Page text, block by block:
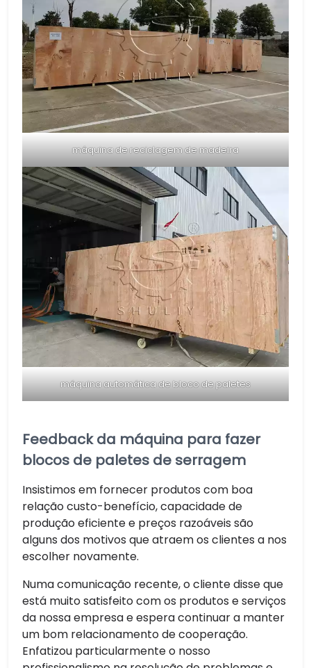
máquina de reciclagem de madeira
máquina automática de bloco de paletes
Feedback da máquina para fazer
blocos de paletes de serragem
Insistimos em fornecer produtos com boa
relação custo-benefício, capacidade de
produção eficiente e preços razoáveis ​​são
alguns dos motivos que atraem os clientes a nos
escolher novamente.
Numa comunicação recente, o cliente disse que
está muito satisfeito com os produtos e serviços
da nossa empresa e espera continuar a manter
um bom relacionamento de cooperação.
Enfatizou particularmente o nosso